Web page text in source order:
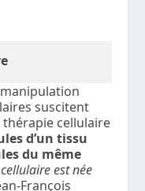
suscitent
cellulaire
d’un tissu
du même
est née
François